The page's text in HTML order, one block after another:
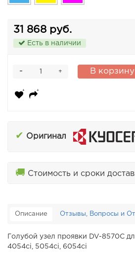
31 868 руб.
Есть в наличии
+
- В корзину
✔ Оригинал
🚚 Стоимость и сроки
Описание Отзывы, Вопросы и
Голубой узел проявки DV-8570C
4054ci, 5054ci, 6054ci